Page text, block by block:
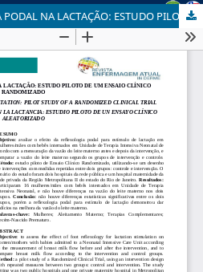
EFEITO DA REFLEXOLOGIA PODAL NA LACTAÇÃO: ESTUDO PILOTO DE UM ENSAIO CLÍNICO RANDOMIZADO